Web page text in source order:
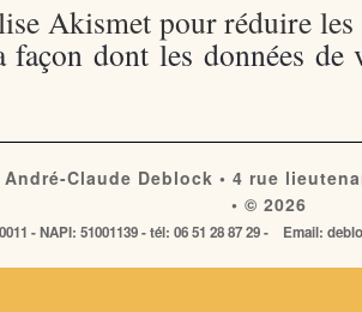
Akismet pour réduire
dont les données de
Claude Deblock • 4 rue
• © 2026
- NAPI: 51001139 - tél: 06 51 28 87 29 - Email: